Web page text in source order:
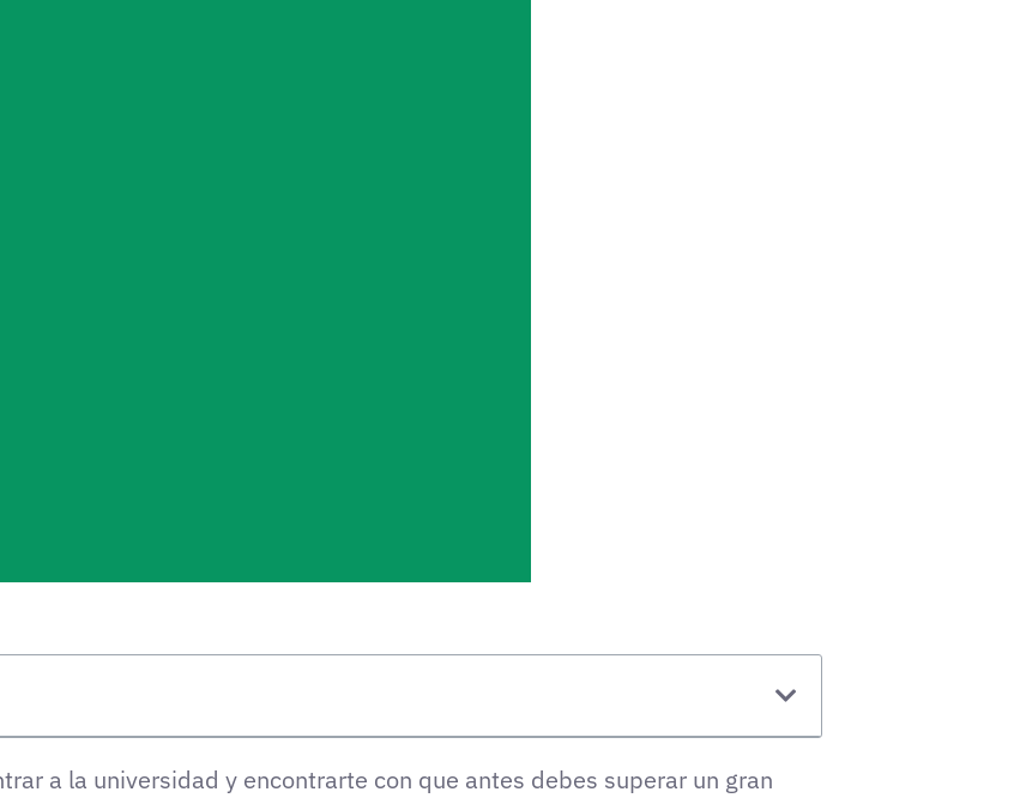
a la universidad y encontrarte con que antes debes superar un gran